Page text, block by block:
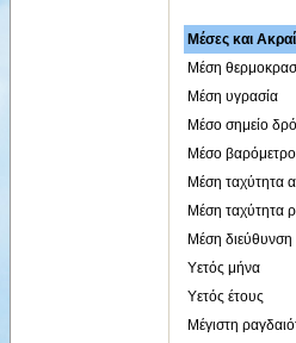
Μέσες και
Μέση
Μέση υγρασία
Μέσο σημείο
Μέσο βαρόμετρο
Μέση ταχύτητα
Μέση ταχύτητα
Μέση διεύθυνση
Υετός μήνα
Υετός έτους
Μέγιστη